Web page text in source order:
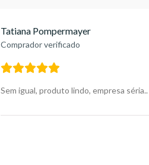
Tatiana Pompermayer
Comprador verificado
Sem igual, produto lindo, empresa